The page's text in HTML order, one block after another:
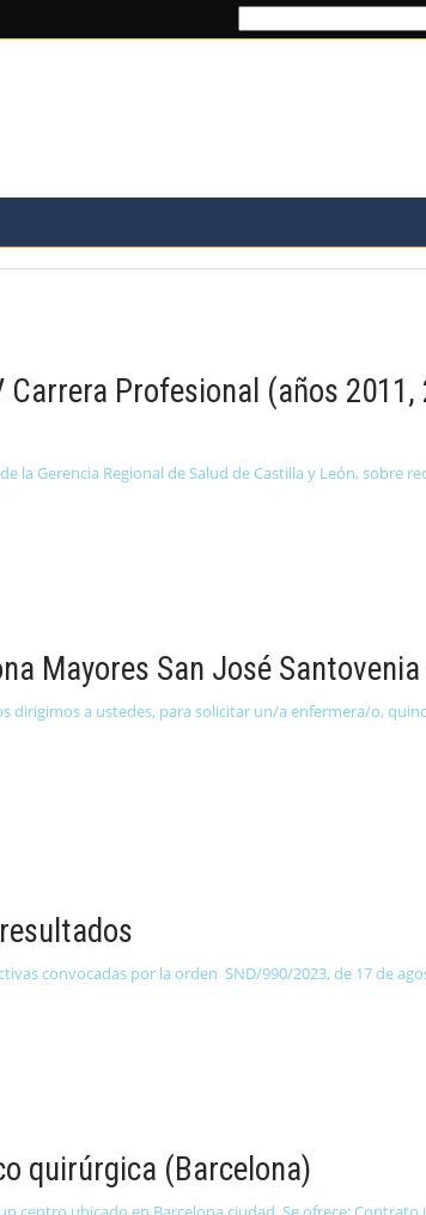
Carrera Profesional (años
la Gerencia Regional de Salud de Castilla y León, sobre
Mayores San José
dirigimos a ustedes, para solicitar un/a enfermera/o,
convocadas por la orden SND/990/2023, de 17 de
quirúrgica (Barcelona)